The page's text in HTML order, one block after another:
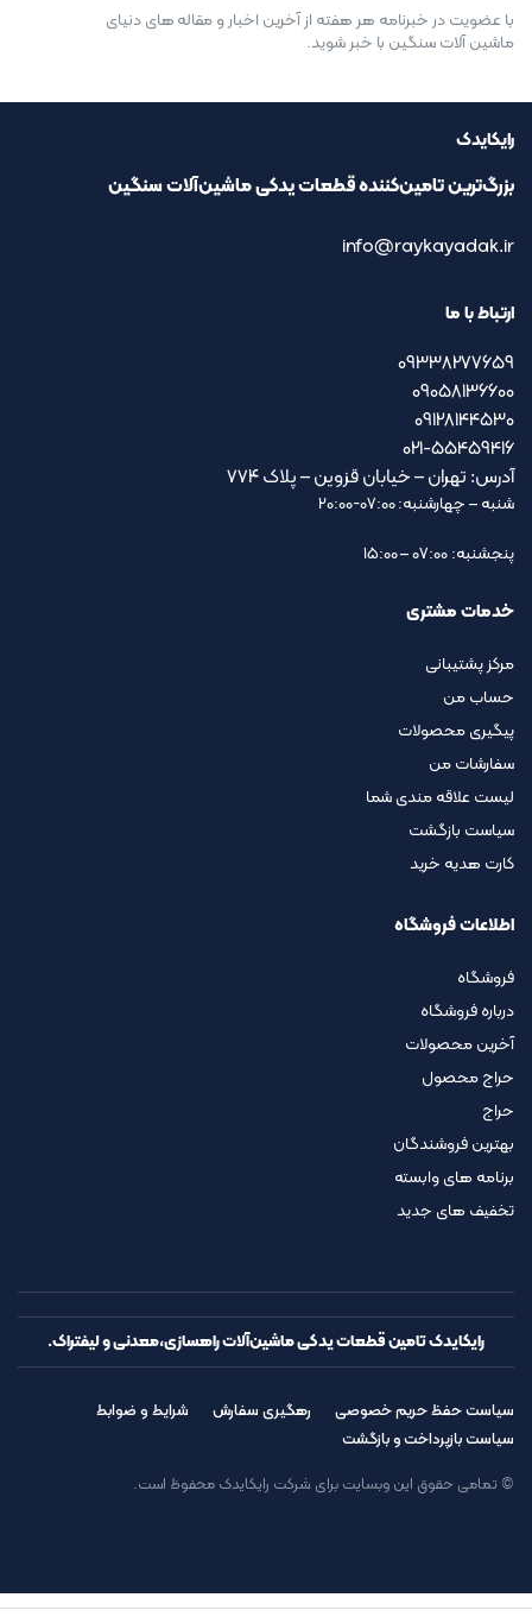
با عضویت در خبرنامه هر هفته از آخرین اخبار و مقاله های دنیای
ماشین آلات سنگین با خبر شوید.
رایکایدک
بزرگ‌ترین تامین‌کننده قطعات یدکی ماشین‌آلات سنگین
info@raykayadak.ir
ارتباط با ما
09338277659
09058136600
09128144530
021-55459416
آدرس: تهران – خیابان قزوین – پلاک ۷۷۴
شنبه – چهارشنبه: 07:00-20:00
پنجشنبه: 07:00 – 15:00
خدمات مشتری
مرکز پشتیبانی
حساب من
پیگیری محصولات
سفارشات من
لیست علاقه مندی شما
سیاست بازگشت
کارت هدیه خرید
اطلاعات فروشگاه
فروشگاه
درباره فروشگاه
آخرین محصولات
حراج محصول
حراج
بهترین فروشندگان
برنامه های وابسته
تخفیف های جدید
رایکایدک تامین قطعات یدکی ماشین‌آلات راهسازی،معدنی و لیفتراک.
سیاست حفظ حریم خصوصی رهگیری سفارش
شرایط و ضوابط
سیاست بازپرداخت و بازگشت
© تمامی حقوق این وبسایت برای شرکت رایکایدک محفوظ است.